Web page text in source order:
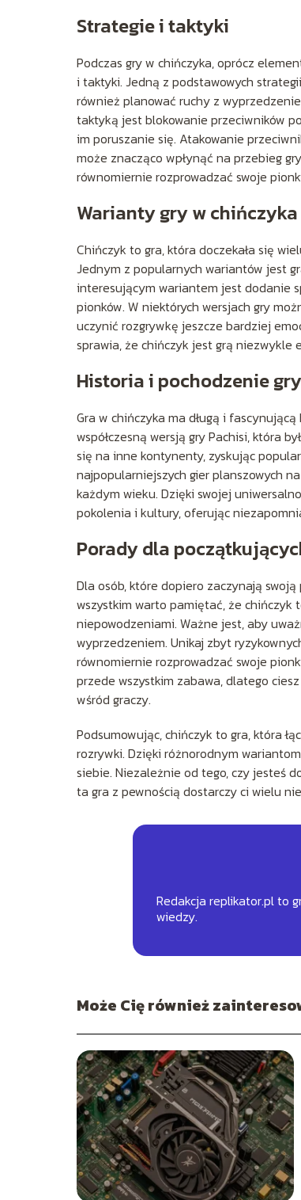
Strategie i taktyki
Podczas gry w chińczyka, oprócz
i taktyki. Jedną z podstawowych
również planować ruchy z
taktyką jest blokowanie przeciwników
im poruszanie się. Atakowanie
może znacząco wpłynąć na przebieg
równomiernie rozprowadzać swoje
Warianty gry w chińczyka
Chińczyk to gra, która doczekała się
Jednym z popularnych wariantów jest
interesującym wariantem jest dodanie
pionków. W niektórych wersjach gry
uczynić rozgrywkę jeszcze bardziej
sprawia, że chińczyk jest grą niezwykle
Historia i pochodzenie gry
Gra w chińczyka ma długą i
współczesną wersją gry Pachisi, która
się na inne kontynenty, zyskując
najpopularniejszych gier planszowych
każdym wieku. Dzięki swojej
pokolenia i kultury, oferując
Porady dla
Dla osób, które dopiero zaczynają
wszystkim warto pamiętać, że chińczyk
niepowodzeniami. Ważne jest, aby
wyprzedzeniem. Unikaj zbyt
równomiernie rozprowadzać swoje
przede wszystkim zabawa, dlatego
wśród graczy.
Podsumowując, chińczyk to gra, która
rozrywki. Dzięki różnorodnym
siebie. Niezależnie od tego, czy jesteś
ta gra z pewnością dostarczy ci wielu
Redakcja replikator.pl to
wiedzy.
Może Cię również